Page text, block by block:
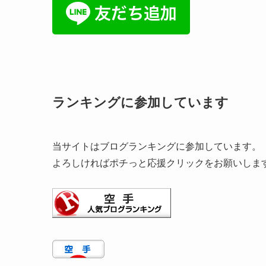
ランキングに参加しています
当サイトはブログランキングに参加しています。
よろしければポチっと応援クリックをお願いしま